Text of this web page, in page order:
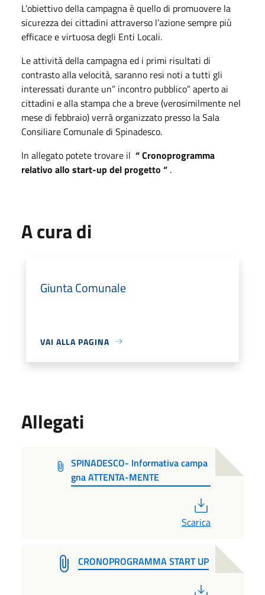
L’obiettivo della campagna è quello di promuovere la
sicurezza dei cittadini attraverso l’azione sempre più
efficace e virtuosa degli Enti Locali.
Le attività della campagna ed i primi risultati di
contrasto alla velocità, saranno resi noti a tutti gli
interessati durante un” incontro pubblico” aperto ai
cittadini e alla stampa che a breve (verosimilmente nel
mese di febbraio) verrà organizzato presso la Sala
Consiliare Comunale di Spinadesco.
In allegato potete trovare il “ Cronoprogramma
relativo allo start-up del progetto “ .
A cura di
Giunta Comunale
VAI ALLA PAGINA
Allegati
SPINADESCO- Informativa campa
gna ATTENTA-MENTE
Scarica
CRONOPROGRAMMA START UP